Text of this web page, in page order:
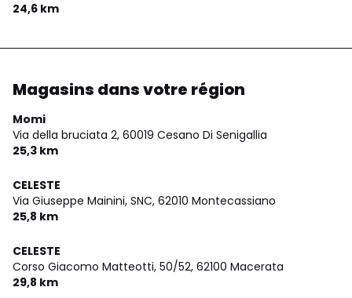
24,6 km
Magasins dans votre région
Momi
Via della bruciata 2, 60019 Cesano Di Senigallia
25,3 km
CELESTE
Via Giuseppe Mainini, SNC, 62010 Montecassiano
25,8 km
CELESTE
Corso Giacomo Matteotti, 50/52, 62100 Macerata
29,8 km